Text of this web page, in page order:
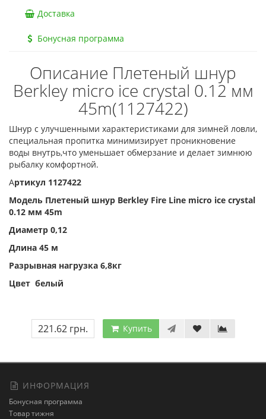
Доставка
Бонусная программа
Описание Плетеный шнур
Berkley micro ice crystal 0.12 мм
45m(1127422)
Шнур с улучшенными характеристиками для зимней ловли,
специальная пропитка минимизирует проникновение
воды внутрь,что уменьшает обмерзание и делает зимнюю
рыбалку комфортной.
Артикул 1127422
Модель Плетеный шнур Berkley Fire Line micro ice crystal
0.12 мм 45m
Диаметр 0,12
Длина 45 м
Разрывная нагрузка 6,8кг
Цвет белый
221.62 грн. Купить
ИНФОРМАЦИЯ
Бонусная программа
Товар тижня